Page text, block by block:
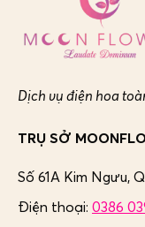
Dịch vụ điện hoa
TRỤ SỞ
Số 61A Kim Ngưu,
Điện thoại: 0386